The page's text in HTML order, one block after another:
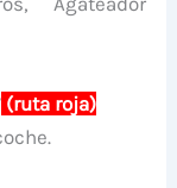
(ruta roja)